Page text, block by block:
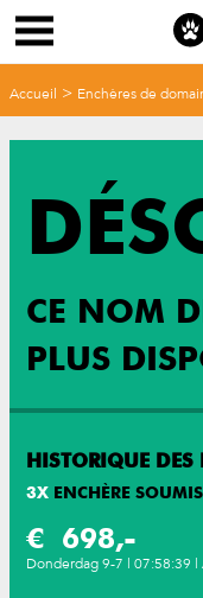
Accueil > Enchères de
CE NOM
PLUS
HISTORIQUE DES
3X ENCHÈRE
€ 698,-
Donderdag 9-7 | 07:58:39 |